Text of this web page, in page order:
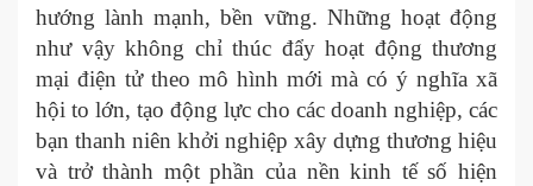
hướng lành mạnh, bền vững. Những hoạt động
như vậy không chỉ thúc đẩy hoạt động thương
mại điện tử theo mô hình mới mà có ý nghĩa xã
hội to lớn, tạo động lực cho các doanh nghiệp, các
bạn thanh niên khởi nghiệp xây dựng thương hiệu
và trở thành một phần của nền kinh tế số hiện